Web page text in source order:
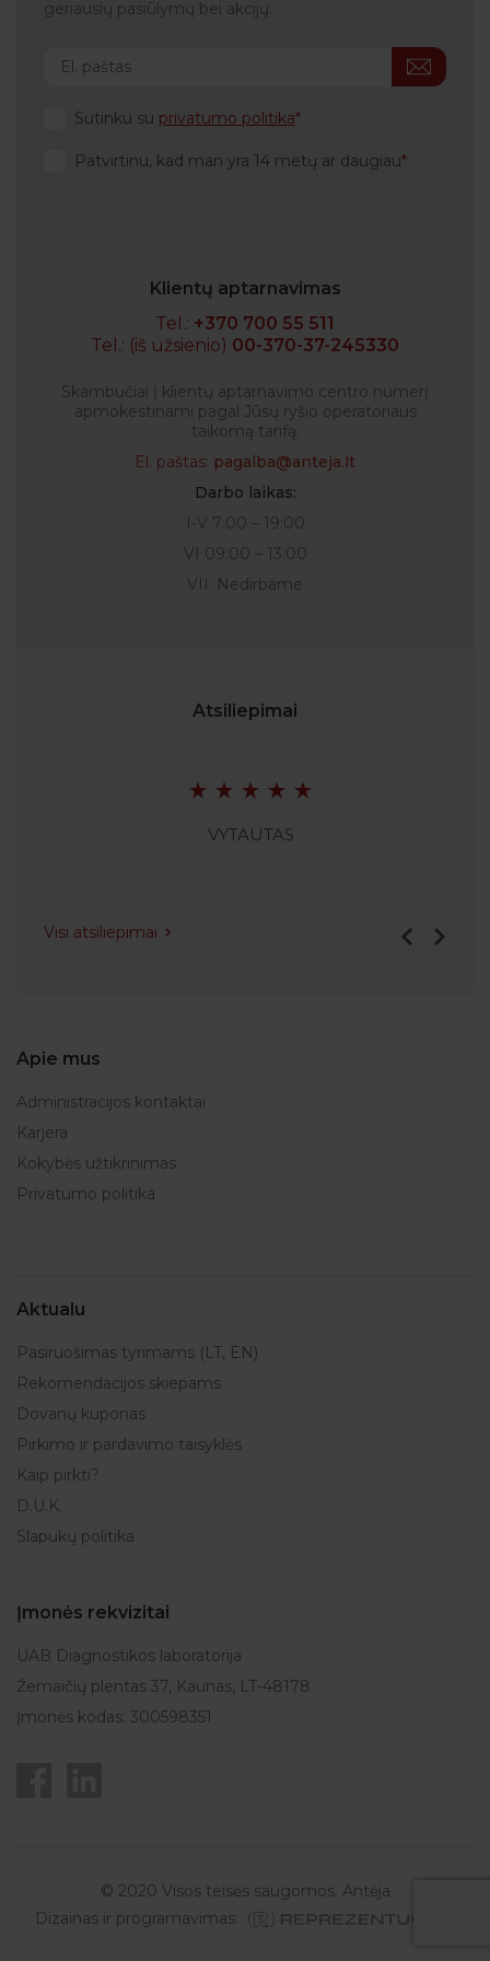
geriausių pasiūlymų bei akcijų.
Sutinku su privatumo politika
Patvirtinu, kad man yra 14 metų ar daugiau
Klientų aptarnavimas
Tel.: +370 700 55 511
Tel.: (iš užsienio) 00-370-37-245330
Skambučiai į klientų aptarnavimo centro numerį
apmokestinami pagal Jūsų ryšio operatoriaus
taikomą tarifą.
El. paštas: pagalba@anteja.lt
Darbo laikas:
I-V 7:00 – 19:00
VI 09:00 – 13:00
VII: Nedirbame
Atsiliepimai
VYTAUTAS
Visi atsiliepimai
Apie mus
Administracijos kontaktai
Karjera
Kokybės užtikrinimas
Privatumo politika
Aktualu
Pasiruošimas tyrimams (LT, EN)
Rekomendacijos skiepams
Dovanų kuponas
Pirkimo ir pardavimo taisyklės
Kaip pirkti?
D.U.K.
Slapukų politika
Įmonės rekvizitai
UAB Diagnostikos laboratorija
Žemaičių plentas 37, Kaunas, LT-48178
Įmonės kodas: 300598351
© 2020 Visos teisės saugomos. Antėja
Dizainas ir programavimas: